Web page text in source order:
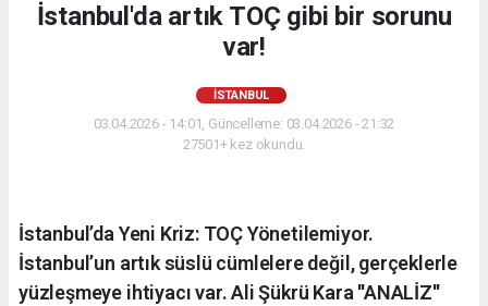
İstanbul'da artık TOÇ gibi bir sorunu
var!
İSTANBUL
03.04.2026 - 14:01, Güncelleme: 03.04.2026 - 21:32
27501+ kez okundu.
İstanbul’da Yeni Kriz: TOÇ Yönetilemiyor.
İstanbul’un artık süslü cümlelere değil, gerçeklerle
yüzleşmeye ihtiyacı var. Ali Şükrü Kara ''ANALİZ''